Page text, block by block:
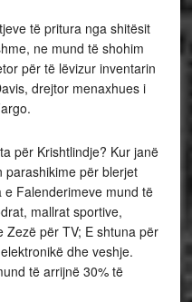
të pritura nga shitësit
ne mund të shohim
për të lëvizur inventarin
drejtor menaxhues i
për Krishtlindje? Kur janë
parashikime për blerjet
Falenderimeve mund të
mallrat sportive,
Zezë për TV; E shtuna për
dhe veshje.
të arrijnë 30% të